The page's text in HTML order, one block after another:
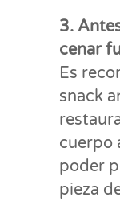
3.
cenar
Es
snack
cuerpo
poder
pieza